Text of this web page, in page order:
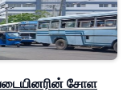
சோள